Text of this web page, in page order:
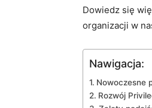
Dowiedz się
organizacji w
Nawigacja:
Nowoczesne
Rozwój